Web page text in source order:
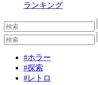
ランキング
#ホラー
#探索
#レトロ